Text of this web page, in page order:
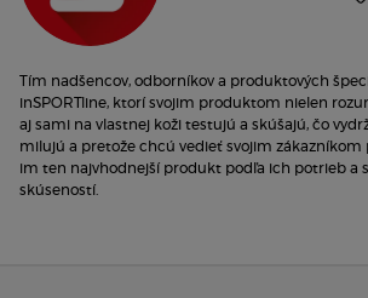
Tím nadšencov, odborníkov a produktových
inSPORTline, ktorí svojim produktom nielen
aj sami na vlastnej koži testujú a skúšajú, čo
milujú a pretože chcú vedieť svojim
im ten najvhodnejší produkt podľa ich potrieb a
skúseností.